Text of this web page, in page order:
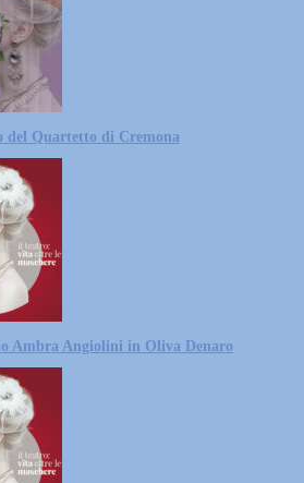
del Quartetto di Cremona
Ambra Angiolini in Oliva Denaro